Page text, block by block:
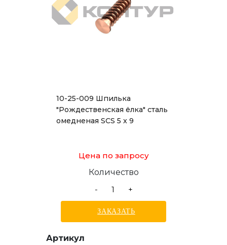
10-25-009 Шпилька
"Рождественская ёлка" сталь
омедненая SCS 5 x 9
Цена по запросу
Количество
-
+
ЗАКАЗАТЬ
Артикул